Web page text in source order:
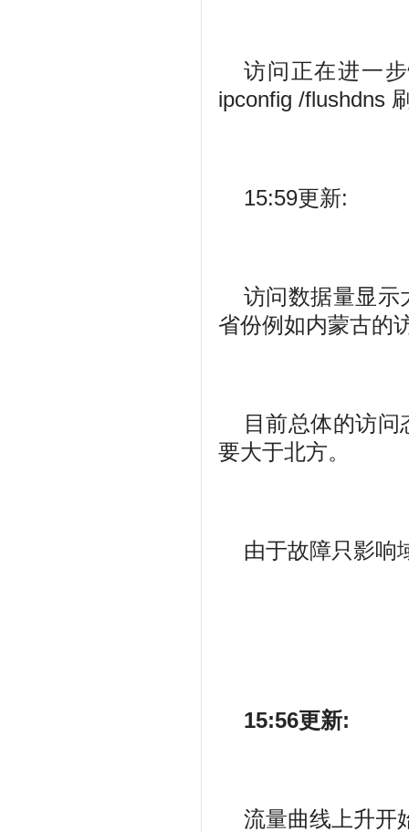
访问正在进一
ipconfig /flushdns
15:59更新:
访问数据量显示
省份例如内蒙古的
目前总体的访
要大于北方。
由于故障只影响
15:56更新:
流量曲线上升开